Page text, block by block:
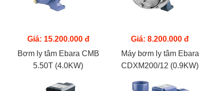
Giá: 15.200.000 đ
Bơm ly tâm Ebara CMB
5.50T (4.0KW)
Giá: 8.200.000 đ
Máy bơm ly tâm Ebara
CDXM200/12 (0.9KW)